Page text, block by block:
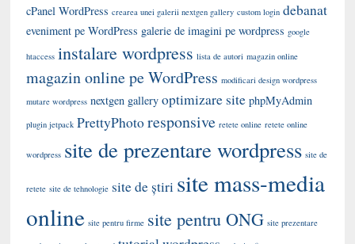
cPanel WordPress crearea unei galerii nextgen gallery custom login debanat
eveniment pe WordPress galerie de imagini pe wordpress google
htaccess instalare wordpress lista de autori magazin online
magazin online pe WordPress modificari design wordpress
mutare wordpress nextgen gallery optimizare site phpMyAdmin
plugin jetpack PrettyPhotoresponsive retete online retete online
wordpress site de prezentare wordpress site de
retete site de tehnologie site de știri site mass-media
online site pentru firme site pentru ONG site prezentare